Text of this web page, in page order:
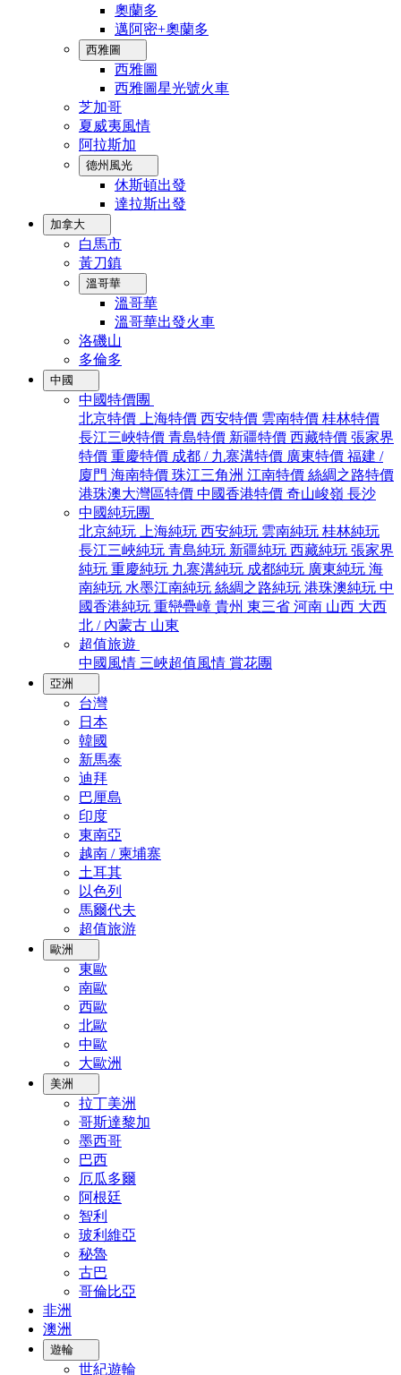
奧蘭多
邁阿密+奧蘭多
西雅圖
西雅圖
西雅圖星光號火車
芝加哥
夏威夷風情
阿拉斯加
德州風光
休斯頓出發
達拉斯出發
加拿大
白馬市
黃刀鎮
溫哥華
溫哥華
溫哥華出發火車
洛磯山
多倫多
中國
中國特價團
北京特價
上海特價 西安特價 雲南特價 桂林特價
長江三峽特價 青島特價 新疆特價 西藏特價 張家界
特價 重慶特價 成都 / 九寨溝特價 廣東特價 福建 /
廈門 海南特價 珠江三角洲 江南特價 絲綢之路特價
港珠澳大灣區特價 中國香港特價 奇山峻嶺 長沙
中國純玩團
北京純玩
上海純玩 西安純玩 雲南純玩 桂林純玩
長江三峽純玩 青島純玩 新疆純玩 西藏純玩 張家界
純玩 重慶純玩 九寨溝純玩 成都純玩 廣東純玩 海
南純玩 水墨江南純玩 絲綢之路純玩 港珠澳純玩 中
國香港純玩 重巒疊嶂 貴州 東三省 河南 山西 大西
北 / 內蒙古 山東
超值旅遊
中國風情 三峽超值風情 賞花團
亞洲
台灣
日本
韓國
新馬泰
迪拜
巴厘島
印度
東南亞
越南 / 柬埔寨
土耳其
以色列
馬爾代夫
超值旅游
歐洲
東歐
南歐
西歐
北歐
中歐
大歐洲
美洲
拉丁美洲
哥斯達黎加
墨西哥
巴西
厄瓜多爾
阿根廷
智利
玻利維亞
秘魯
古巴
哥倫比亞
非洲
澳洲
遊輪
世紀遊輪